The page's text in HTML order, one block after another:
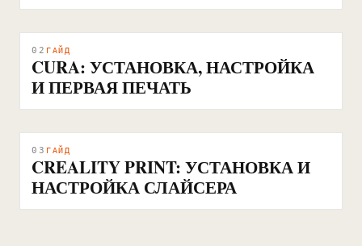
02 ГАЙД
CURA: УСТАНОВКА, НАСТРОЙКА
И ПЕРВАЯ ПЕЧАТЬ
03 ГАЙД
CREALITY PRINT: УСТАНОВКА И
НАСТРОЙКА СЛАЙСЕРА